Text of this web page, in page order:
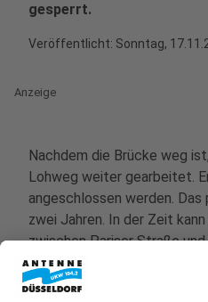
gesperrt.
Veröffentlicht: Sonntag,
Anzeige
Nachdem die Brücke weg
Lohweg weiter gearbeitet.
angeschlossen werden.
zwei Jahren. In der Zeit
zwischen Pariser Straße
befahren werden. Auch die
Bauarbeiten am